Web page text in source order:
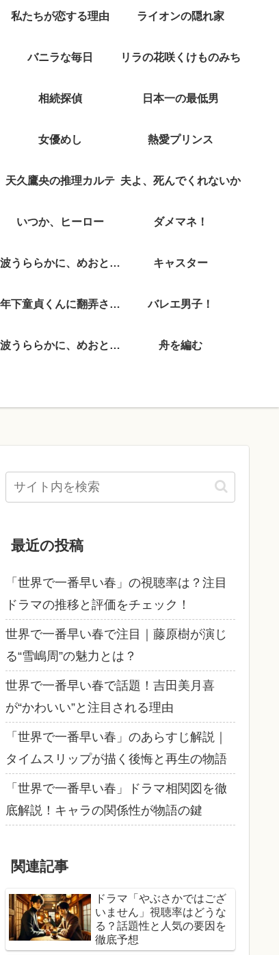
私たちが恋する理由 ライオンの隠れ家
バニラな毎日 リラの花咲くけものみち
相続探偵 日本一の最低男
女優めし 熱愛プリンス
天久鷹央の推理カルテ 夫よ、死んでくれないか
いつか、ヒーロー ダメマネ！
波うららかに、めおと日和 キャスター
年下童貞くんに翻弄されてます バレエ男子！
波うららかに、めおと日和 舟を編む
最近の投稿
「世界で一番早い春」の視聴率は？注目
ドラマの推移と評価をチェック！
世界で一番早い春で注目｜藤原樹が演じ
る“雪嶋周”の魅力とは？
世界で一番早い春で話題！吉田美月喜
が“かわいい”と注目される理由
「世界で一番早い春」のあらすじ解説｜
タイムスリップが描く後悔と再生の物語
「世界で一番早い春」ドラマ相関図を徹
底解説！キャラの関係性が物語の鍵
関連記事
ドラマ「やぶさかではござ
いません」視聴率はどうな
る？話題性と人気の要因を
徹底予想